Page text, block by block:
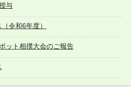
与
令和6年度）
ット相撲大会のご報告